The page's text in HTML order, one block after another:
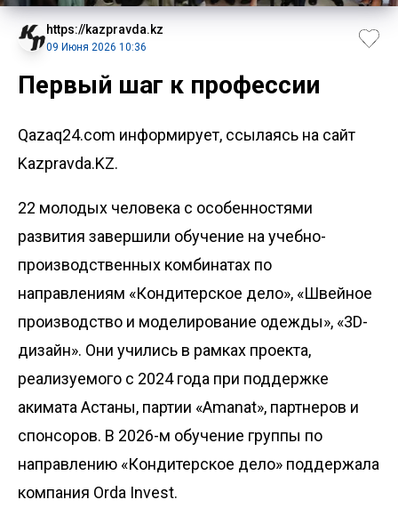
https://kazpravda.kz
09 Июня 2026 10:36
Первый шаг к профессии
Qazaq24.com информирует, ссылаясь на сайт
Kazpravda.KZ.
22 молодых человека с особенностями
развития завершили обучение на учебно-
производственных комбинатах по
направлениям «Кондитерское дело», «Швейное
производство и моделирование одежды», «3D-
дизайн». Они учились в рамках проекта,
реализуемого с 2024 года при поддержке
акима­та Астаны, партии «Amanat», партнеров и
спонсоров. В 2026-м обучение группы по
направлению «Кондитерское дело» поддержала
компания Orda Invest.